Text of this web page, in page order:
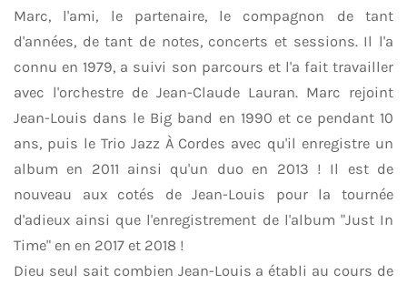
Marc, l'ami, le partenaire, le compagnon de tant
d'années, de tant de notes, concerts et sessions. Il l'a
connu en 1979, a suivi son parcours et l'a fait travailler
avec l'orchestre de Jean-Claude Lauran. Marc rejoint
Jean-Louis dans le Big band en 1990 et ce pendant 10
ans, puis le Trio Jazz À Cordes avec qu'il enregistre un
album en 2011 ainsi qu'un duo en 2013 ! Il est de
nouveau aux cotés de Jean-Louis pour la tournée
d'adieux ainsi que l'enregistrement de l'album "Just In
Time" en en 2017 et 2018 !
Dieu seul sait combien Jean-Louis a établi au cours de